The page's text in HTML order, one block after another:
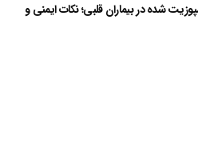
شده در بیماران قلبی؛ نکات ایمنی و